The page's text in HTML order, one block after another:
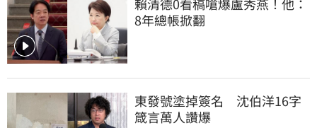
賴清德0看稿嗆爆盧秀燕！他：
8年總帳掀翻
東發號塗掉簽名　沈伯洋16字
箴言萬人讚爆